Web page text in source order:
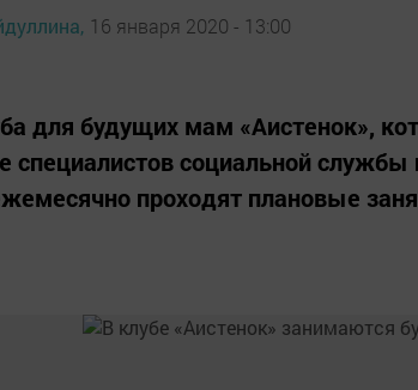
16 января 2020 - 13:00
для будущих мам «Аистенок»,
специалистов социальной службы
проходят плановые